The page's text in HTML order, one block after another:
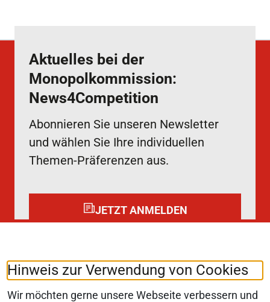
Hinweis zur Verwendung von Cookies
Wir möchten gerne unsere Webseite verbessern und
Aktuelles bei der
Monopolkommission:
News4Competition
Abonnieren Sie unseren Newsletter
und wählen Sie Ihre individuellen
Themen-Präferenzen aus.
JETZT ANMELDEN
Folgen Sie uns auf: LinkedIn